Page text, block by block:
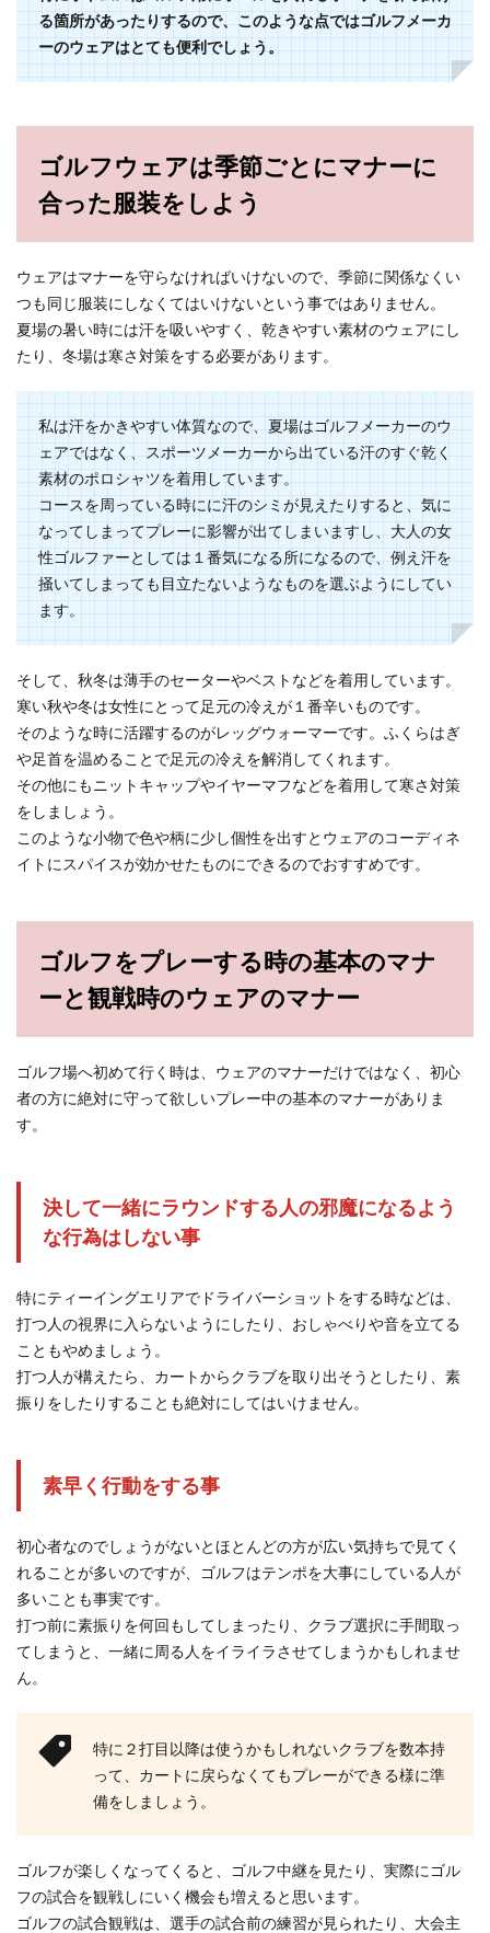
る箇所があったりするので、このような点ではゴルフメーカ
ーのウェアはとても便利でしょう。
ゴルフウェアは季節ごとにマナーに
合った服装をしよう
ウェアはマナーを守らなければいけないので、季節に関係なくい
つも同じ服装にしなくてはいけないという事ではありません。
夏場の暑い時には汗を吸いやすく、乾きやすい素材のウェアにし
たり、冬場は寒さ対策をする必要があります。
私は汗をかきやすい体質なので、夏場はゴルフメーカーのウ
ェアではなく、スポーツメーカーから出ている汗のすぐ乾く
素材のポロシャツを着用しています。
コースを周っている時にに汗のシミが見えたりすると、気に
なってしまってプレーに影響が出てしまいますし、大人の女
性ゴルファーとしては１番気になる所になるので、例え汗を
掻いてしまっても目立たないようなものを選ぶようにしてい
ます。
そして、秋冬は薄手のセーターやベストなどを着用しています。
寒い秋や冬は女性にとって足元の冷えが１番辛いものです。
そのような時に活躍するのがレッグウォーマーです。ふくらはぎ
や足首を温めることで足元の冷えを解消してくれます。
その他にもニットキャップやイヤーマフなどを着用して寒さ対策
をしましょう。
このような小物で色や柄に少し個性を出すとウェアのコーディネ
イトにスパイスが効かせたものにできるのでおすすめです。
ゴルフをプレーする時の基本のマナ
ーと観戦時のウェアのマナー
ゴルフ場へ初めて行く時は、ウェアのマナーだけではなく、初心
者の方に絶対に守って欲しいプレー中の基本のマナーがありま
す。
決して一緒にラウンドする人の邪魔になるよう
な行為はしない事
特にティーイングエリアでドライバーショットをする時などは、
打つ人の視界に入らないようにしたり、おしゃべりや音を立てる
こともやめましょう。
打つ人が構えたら、カートからクラブを取り出そうとしたり、素
振りをしたりすることも絶対にしてはいけません。
素早く行動をする事
初心者なのでしょうがないとほとんどの方が広い気持ちで見てく
れることが多いのですが、ゴルフはテンポを大事にしている人が
多いことも事実です。
打つ前に素振りを何回もしてしまったり、クラブ選択に手間取っ
てしまうと、一緒に周る人をイライラさせてしまうかもしれませ
ん。
特に２打目以降は使うかもしれないクラブを数本持
って、カートに戻らなくてもプレーができる様に準
備をしましょう。
ゴルフが楽しくなってくると、ゴルフ中継を見たり、実際にゴル
フの試合を観戦しにいく機会も増えると思います。
ゴルフの試合観戦は、選手の試合前の練習が見られたり、大会主